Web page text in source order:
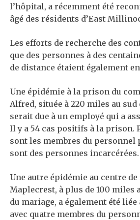
l’hôpital, a récemment été
âgé des résidents d’East
Les efforts de recherche des
que des personnes à des
de distance étaient également
Une épidémie à la prison du
Alfred, située à 220 miles au
serait due à un employé qui a
Il y a 54 cas positifs à la prison.
sont les membres du personnel
sont des personnes incarcérées.
Une autre épidémie au centre
Maplecrest, à plus de 100 miles
du mariage, a également été
avec quatre membres du